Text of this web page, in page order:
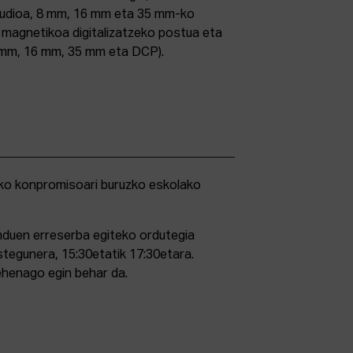
8 mm, 16 mm eta 35 mm-ko
digitalizatzeko postua eta
16 mm, 35 mm eta DCP).
erreserba egiteko ordutegia
15:30etatik 17:30etara.
egin behar da.